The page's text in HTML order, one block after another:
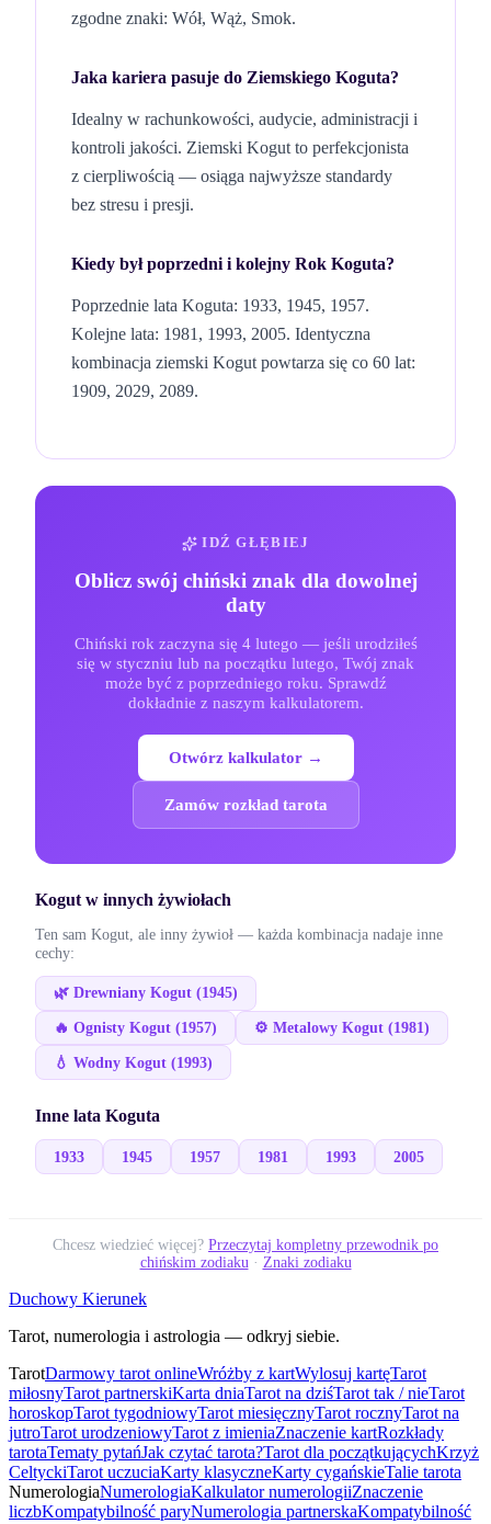
zgodne znaki: Wół, Wąż, Smok.
Jaka kariera pasuje do Ziemskiego Koguta?
Idealny w rachunkowości, audycie, administracji i
kontroli jakości. Ziemski Kogut to perfekcjonista
z cierpliwością — osiąga najwyższe standardy
bez stresu i presji.
Kiedy był poprzedni i kolejny Rok Koguta?
Poprzednie lata Koguta: 1933, 1945, 1957.
Kolejne lata: 1981, 1993, 2005. Identyczna
kombinacja ziemski Kogut powtarza się co 60 lat:
1909, 2029, 2089.
IDŹ GŁĘBIEJ
Oblicz swój chiński znak dla dowolnej
daty
Chiński rok zaczyna się 4 lutego — jeśli urodziłeś
się w styczniu lub na początku lutego, Twój znak
może być z poprzedniego roku. Sprawdź
dokładnie z naszym kalkulatorem.
Otwórz kalkulator →
Zamów rozkład tarota
Kogut w innych żywiołach
Ten sam Kogut , ale inny żywioł — każda kombinacja nadaje inne
cechy:
🌿 Drewniany Kogut (1945)
🔥 Ognisty Kogut (1957) ⚙️ Metalowy Kogut (1981)
💧 Wodny Kogut (1993)
Inne lata Koguta
1933 1945 1957 1981 1993 2005
Chcesz wiedzieć więcej? Przeczytaj kompletny przewodnik po
chińskim zodiaku · Znaki zodiaku
Duchowy Kierunek
Tarot, numerologia i astrologia — odkryj siebie.
TarotDarmowy tarot onlineWróżby z kartWylosuj kartęTarot
miłosnyTarot partnerskiKarta dniaTarot na dziśTarot tak / nieTarot
horoskopTarot tygodniowyTarot miesięcznyTarot rocznyTarot na
jutroTarot urodzeniowyTarot z imieniaZnaczenie kartRozkłady
tarotaTematy pytańJak czytać tarota?Tarot dla początkującychKrzyż
CeltyckiTarot uczuciaKarty klasyczneKarty cygańskieTalie tarota
NumerologiaNumerologiaKalkulator numerologiiZnaczenie
liczbKompatybilność paryNumerologia partnerskaKompatybilność